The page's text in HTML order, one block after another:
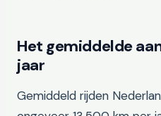
Het gemiddelde
jaar
Gemiddeld rijden